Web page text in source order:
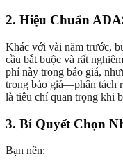
2. Hiệu Chuẩn
Khác với vài năm trước,
cầu bắt buộc và rất
phí này trong báo giá,
trong báo giá—phân tách
là tiêu chí quan trọng khi
3. Bí Quyết Chọn
Bạn nên: